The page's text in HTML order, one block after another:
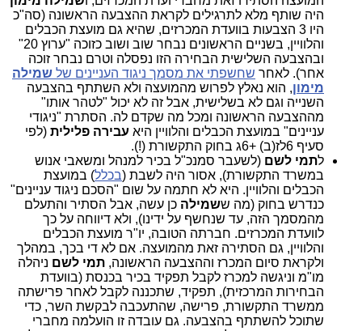
היה שותף מלא לתרגילים לקראת ההצבעה הראשונה (סה"כ
היו 3 הצבעות בוועדת המכרזים, שהיא גם מועצת הכבלים
והלוויין, בשניים הראשונים נבחר שוב ושוב כזוכה "ערוץ 20"
ובהצבעה השלישית הבחירה הזו נפסלה וטרם נבחר זוכה
אחר). לאחר שחשפתי את מסמך ניגוד העניינים של שמילה
מימון, הוא נאלץ לפרוש מהמועצה ולא השתתף בהצבעה
השנייה וגם לא בשלישית, אבל זה לא יכול "לטהר אותו"
מההצבעה הראשונה ומכל מה שקדם לה. הסתרת "ניגודי
עניינים" במועצת הכבלים והלוויין היא עבירה פלילית (לפי
סעיף 6לז(ב) +6ג בחוק התקשורת (!).
לתמי לשם (לשעבר סמנכ"ל בכיר למנהל ומשאבי אנוש
במשרד התקשורת), אסור היה לשבת (בכלל) במועצת
הכבלים והלוויין. היא לא חתמה על שום "הסכם ניגוד עניינים"
כנדרש בחוק (מה ששמילה כן עשה, אבל הסתיר והתעלם
מהמסמך הזה, עד שנחשף על ידינו), ולא דיווחה על כך
לוועדת המכרזים. חברתה הטובה, יו"ר מועצת הכבלים
והלוויין, גם הסתירה זאת מהמועצה. אם לא די בכך, במהלך
ולקראת סיום המכרז וההצבעה הראשונה, תמי לשם ניהלה
מו"מ וניגשה למכרז לקבל תפקיד בכיר בכנסת (בוועדת
הבחירות המרכזית), תפקיד, שתכננה לקבל לאחר פרישתה
ממשרד התקשורת, פרישה, שהתעכבה לבקשת השר, כדי
שתוכל להשתתף בהצבעה. גם עובדה זו הועלמה מחברי